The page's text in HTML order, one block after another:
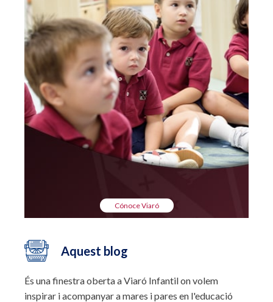
Cónoce Viaró
Aquest blog
És una finestra oberta a Viaró Infantil on volem
inspirar i acompanyar a mares i pares en l'educació